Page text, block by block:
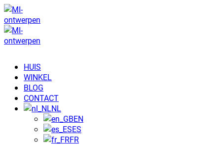
HUIS
WINKEL
BLOG
CONTACT
NL
EN
ES
FR